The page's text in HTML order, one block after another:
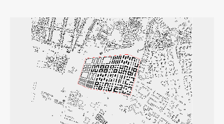
Razvojno sodelovanje in humanitarna pomoč
Založništvo
FA–ZA